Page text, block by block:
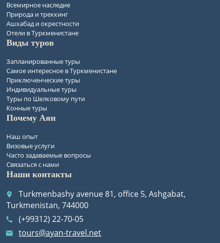
Всемирное наследие
Природа и треккинг
Ашхабад и окрестности
Отели в Туркменистане
Виды туров
Запланированные туры
Самое интересное в Туркменистане
Приключенческие туры
Индивидуальные туры
Туры по Шелковому пути
Конные туры
Почему Аян
Наш опыт
Визовые услуги
Часто задаваемые вопросы
Связаться с нами
Наши контакты
place
Turkmenbashy avenue 81, office 5, Ashgabat,
Turkmenistan, 744000
call (+99312) 22-70-05
email
tours@ayan-travel.net